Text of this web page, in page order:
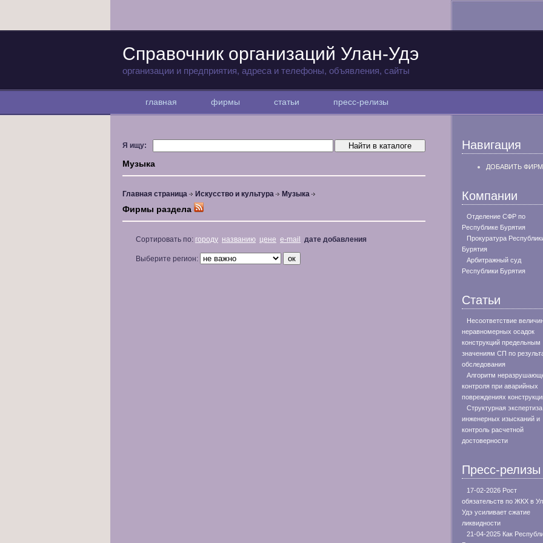
Справочник организаций Улан-Удэ
организации и предприятия, адреса и телефоны, объявления, сайты
главная фирмы статьи пресс-релизы
Я ищу:
Музыка
Главная страница Искусство и культура Музыка
Фирмы раздела
Сортировать по: городу названию цене e-mail дате добавления
Выберите регион:
Навигация
ДОБАВИТЬ
Компании
Отделение СФР по
Республике Бурятия
Прокуратура
Бурятия
Арбитражный суд
Республики Бурятия
Статьи
Несоответствие
неравномерных осадок
конструкций предельным
значениям СП по
обследования
Алгоритм
контроля при аварийных
повреждениях
Структурная экспертиза
инженерных изысканий и
контроль расчетной
достоверности
Пресс-релизы
17-02-2026 Рост
обязательств по ЖКХ в
Удэ усиливает сжатие
ликвидности
21-04-2025 Как